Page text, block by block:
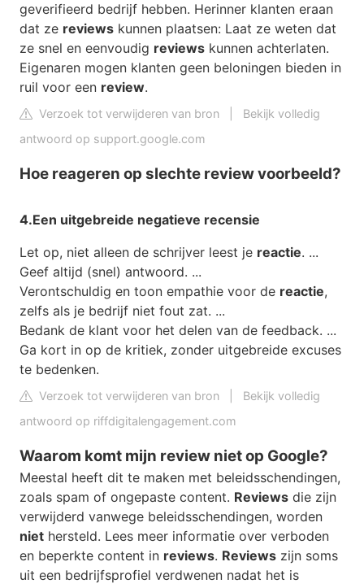
geverifieerd bedrijf hebben. Herinner klanten eraan
dat ze reviews kunnen plaatsen: Laat ze weten dat
ze snel en eenvoudig reviews kunnen achterlaten.
Eigenaren mogen klanten geen beloningen bieden in
ruil voor een review.
Verzoek tot verwijderen van bron
Bekijk volledig
antwoord op support.google.com
Hoe reageren op slechte review voorbeeld?
4.Een uitgebreide negatieve recensie
Let op, niet alleen de schrijver leest je reactie. ...
Geef altijd (snel) antwoord. ...
Verontschuldig en toon empathie voor de reactie,
zelfs als je bedrijf niet fout zat. ...
Bedank de klant voor het delen van de feedback. ...
Ga kort in op de kritiek, zonder uitgebreide excuses
te bedenken.
Verzoek tot verwijderen van bron
Bekijk volledig
antwoord op riffdigitalengagement.com
Waarom komt mijn review niet op Google?
Meestal heeft dit te maken met beleidsschendingen,
zoals spam of ongepaste content. Reviews die zijn
verwijderd vanwege beleidsschendingen, worden
niet hersteld. Lees meer informatie over verboden
en beperkte content in reviews. Reviews zijn soms
uit een bedrijfsprofiel verdwenen nadat het is